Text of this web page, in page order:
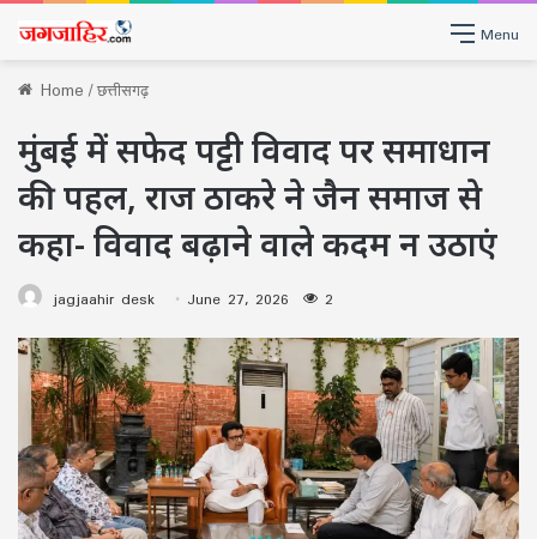
Menu
Home/छत्तीसगढ़
मुंबई में सफेद पट्टी विवाद पर समाधान
की पहल, राज ठाकरे ने जैन समाज से
कहा- विवाद बढ़ाने वाले कदम न उठाएं
jagjaahir desk June 27, 2026 2